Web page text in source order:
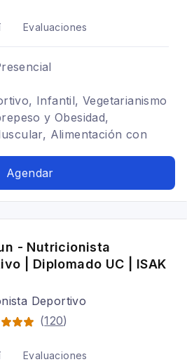
Evaluaciones
Infantil, Vegetarianismo
y Obesidad,
Alimentación con
Agendar
- Nutricionista
| Diplomado UC | ISAK
Deportivo
(120)
Evaluaciones